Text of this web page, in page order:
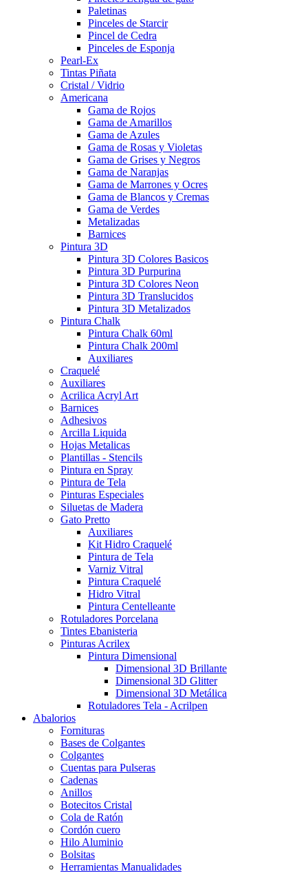
Paletinas
Pinceles de Starcir
Pincel de Cedra
Pinceles de Esponja
Pearl-Ex
Tintas Piñata
Cristal / Vidrio
Americana
Gama de Rojos
Gama de Amarillos
Gama de Azules
Gama de Rosas y Violetas
Gama de Grises y Negros
Gama de Naranjas
Gama de Marrones y Ocres
Gama de Blancos y Cremas
Gama de Verdes
Metalizadas
Barnices
Pintura 3D
Pintura 3D Colores Basicos
Pintura 3D Purpurina
Pintura 3D Colores Neon
Pintura 3D Translucidos
Pintura 3D Metalizados
Pintura Chalk
Pintura Chalk 60ml
Pintura Chalk 200ml
Auxiliares
Craquelé
Auxiliares
Acrilica Acryl Art
Barnices
Adhesivos
Arcilla Liquida
Hojas Metalicas
Plantillas - Stencils
Pintura en Spray
Pintura de Tela
Pinturas Especiales
Siluetas de Madera
Gato Pretto
Auxiliares
Kit Hidro Craquelé
Pintura de Tela
Varniz Vitral
Pintura Craquelé
Hidro Vitral
Pintura Centelleante
Rotuladores Porcelana
Tintes Ebanisteria
Pinturas Acrilex
Pintura Dimensional
Dimensional 3D Brillante
Dimensional 3D Glitter
Dimensional 3D Metálica
Rotuladores Tela - Acrilpen
Abalorios
Fornituras
Bases de Colgantes
Colgantes
Cuentas para Pulseras
Cadenas
Anillos
Botecitos Cristal
Cola de Ratón
Cordón cuero
Hilo Aluminio
Bolsitas
Herramientas Manualidades